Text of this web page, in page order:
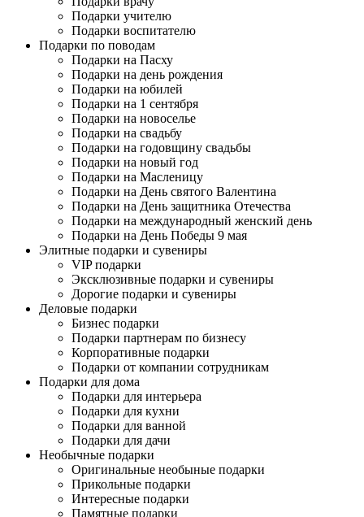
Подарки учителю
Подарки воспитателю
Подарки по поводам
Подарки на Пасху
Подарки на день рождения
Подарки на юбилей
Подарки на 1 сентября
Подарки на новоселье
Подарки на свадьбу
Подарки на годовщину свадьбы
Подарки на новый год
Подарки на Масленицу
Подарки на День святого Валентина
Подарки на День защитника Отечества
Подарки на международный женский день
Подарки на День Победы 9 мая
Элитные подарки и сувениры
VIP подарки
Эксклюзивные подарки и сувениры
Дорогие подарки и сувениры
Деловые подарки
Бизнес подарки
Подарки партнерам по бизнесу
Корпоративные подарки
Подарки от компании сотрудникам
Подарки для дома
Подарки для интерьера
Подарки для кухни
Подарки для ванной
Подарки для дачи
Необычные подарки
Оригинальные необыные подарки
Прикольные подарки
Интересные подарки
Памятные подарки